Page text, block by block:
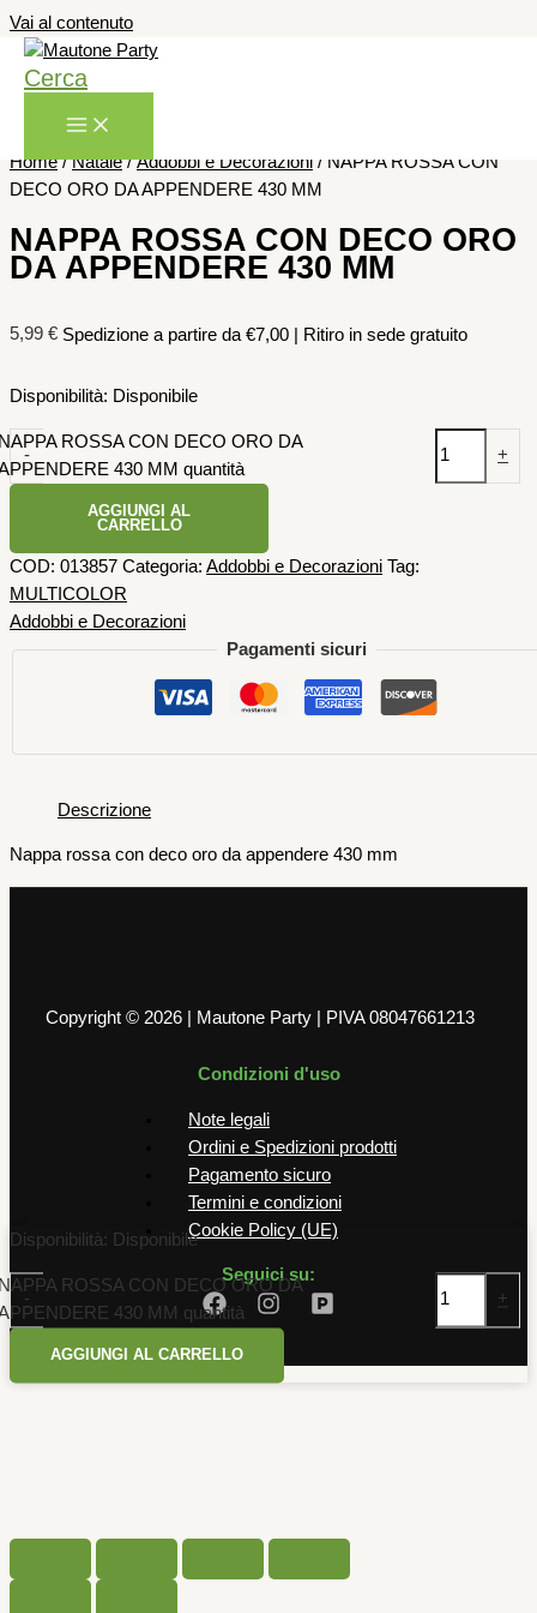
Vai al contenuto
Cerca
Home/Natale/Addobbi e Decorazioni / NAPPA ROSSA CON
DECO ORO DA APPENDERE 430 MM
NAPPA ROSSA CON DECO ORO
DA APPENDERE 430 MM
5,99 € Spedizione a partire da €7,00 | Ritiro in sede gratuito
Disponibilità: Disponibile
-
ROSSA CON DECO ORO DA
430 MM quantità
+
AGGIUNGI AL
CARRELLO
COD: 013857 Categoria: Addobbi e Decorazioni Tag:
MULTICOLOR
Addobbi e Decorazioni
Pagamenti sicuri
Descrizione
Nappa rossa con deco oro da appendere 430 mm
Copyright © 2026 | Mautone Party | PIVA 08047661213
Condizioni d'uso
Note legali
Ordini e Spedizioni prodotti
Pagamento sicuro
Termini e condizioni
Cookie Policy (UE)
Seguici su:
Disponibilità: Disponibile
-
ROSSA CON DECO ORO DA
430 MM quantità
+
AGGIUNGI AL CARRELLO